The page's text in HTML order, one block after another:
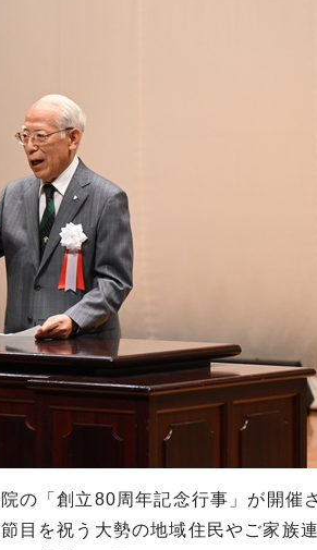
の「創立80周年記念行事」が開催
目を祝う大勢の地域住民やご家族